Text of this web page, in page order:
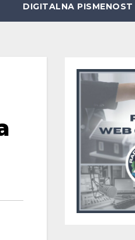
DIGITALNA PISMENOST